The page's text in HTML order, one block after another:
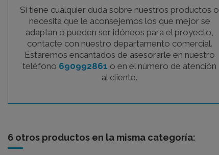
Si tiene cualquier duda sobre nuestros productos o
necesita que le aconsejemos los que mejor se
adaptan o pueden ser idóneos para el proyecto,
contacte con nuestro departamento comercial.
Estaremos encantados de asesorarle en nuestro
teléfono 690992861 o en el número de atención
al cliente.
6 otros productos en la misma categoría: